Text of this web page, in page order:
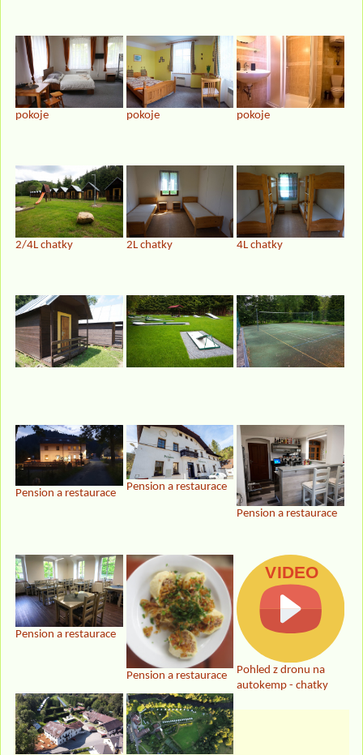
pokoje pokoje pokoje
2/4L chatky 2L chatky 4L chatky
Pension a restaurace
Pension a restaurace
Pension a restaurace
Pension a restaurace
Pension a restaurace
Pohled z dronu na
autokemp - chatky